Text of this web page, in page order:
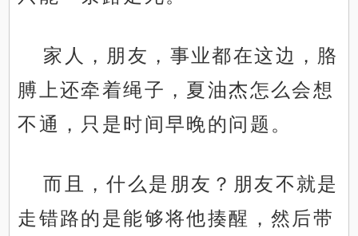
家人，朋友，事业都在这边，胳
膊上还牵着绳子，夏油杰怎么会想
不通，只是时间早晚的问题。
而且，什么是朋友？朋友不就是
走错路的是能够将他揍醒，然后带